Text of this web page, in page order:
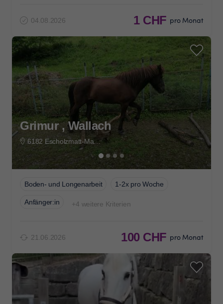
04.08.2026 1 CHF pro Monat
Grimur , Wallach
Boden- und Longenarbeit 1-2x pro Woche
Anfänger:in +4 weitere Kriterien
21.06.2026 100 CHF pro Monat